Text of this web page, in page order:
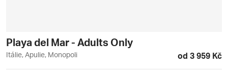
Playa del Mar - Adults Only
Itálie, Apulie, Monopoli od 3 959 Kč